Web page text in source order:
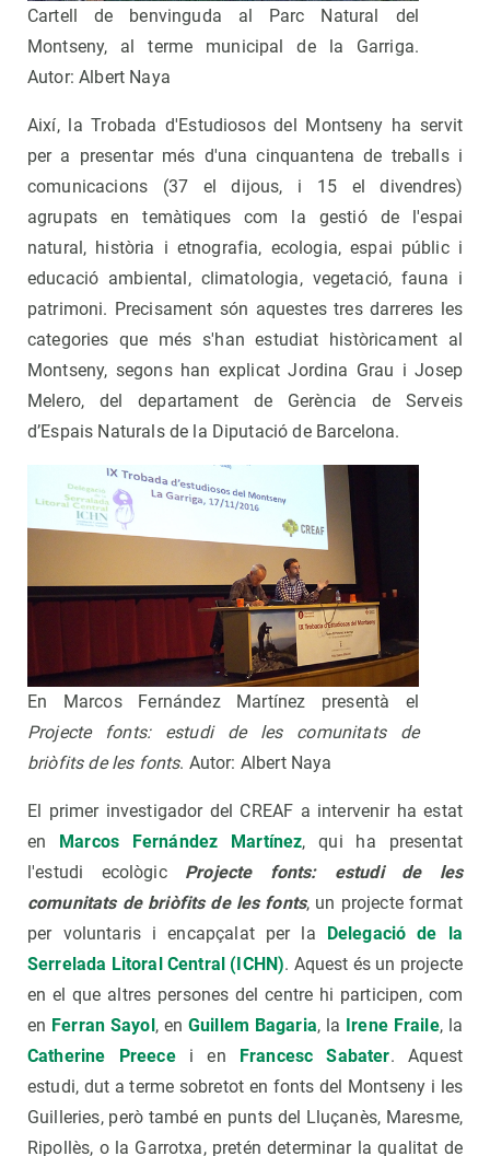
Cartell de benvinguda al Parc Natural del
Montseny, al terme municipal de la Garriga.
Autor: Albert Naya
Així, la Trobada d'Estudiosos del Montseny ha servit
per a presentar més d'una cinquantena de treballs i
comunicacions (37 el dijous, i 15 el divendres)
agrupats en temàtiques com la gestió de l'espai
natural, història i etnografia, ecologia, espai públic i
educació ambiental, climatologia, vegetació, fauna i
patrimoni. Precisament són aquestes tres darreres les
categories que més s'han estudiat històricament al
Montseny, segons han explicat Jordina Grau i Josep
Melero, del departament de Gerència de Serveis
d’Espais Naturals de la Diputació de Barcelona.
En Marcos Fernández Martínez presentà el
Projecte fonts: estudi de les comunitats de
briòfits de les fonts. Autor: Albert Naya
El primer investigador del CREAF a intervenir ha estat
en
Marcos Fernández Martínez, qui ha presentat
l'estudi ecològic Projecte fonts: estudi de les
comunitats de briòfits de les fonts, un projecte format
per voluntaris i encapçalat per la
Delegació de la
Serrelada Litoral Central (ICHN). Aquest és un projecte
en el que altres persones del centre hi participen, com
en Ferran Sayol , en Guillem Bagaria, la Irene Fraile, la
Catherine Preecei en Francesc Sabater. Aquest
estudi, dut a terme sobretot en fonts del Montseny i les
Guilleries, però també en punts del Lluçanès, Maresme,
Ripollès, o la Garrotxa, pretén determinar la qualitat de